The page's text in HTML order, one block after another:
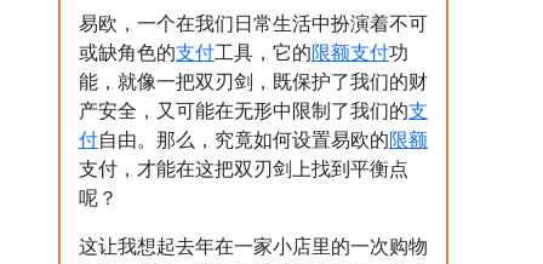
易欧，一个在我们日常生活中扮演着不可
或缺角色的支付工具，它的限额支付功
能，就像一把双刃剑，既保护了我们的财
产安全，又可能在无形中限制了我们的支
付自由。那么，究竟如何设置易欧的限额
支付，才能在这把双刃剑上找到平衡点
呢？
这让我想起去年在一家小店里的一次购物